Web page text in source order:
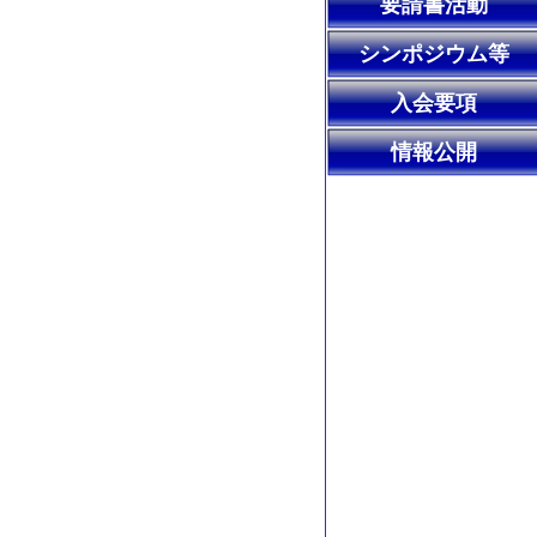
要請書活動
シンポジウム等
入会要項
情報公開